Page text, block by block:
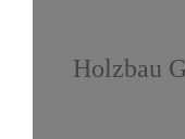
Holzbau